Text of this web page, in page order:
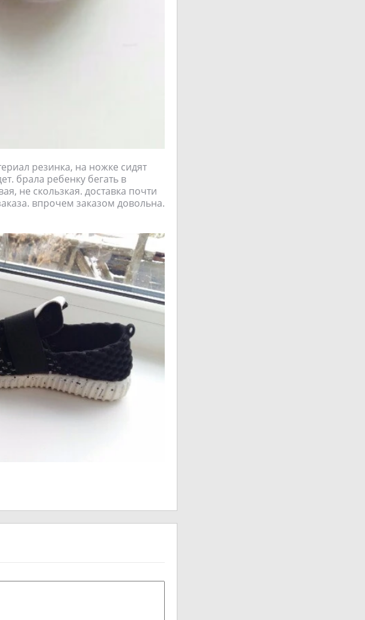
резинка, на ножке сидят
брала ребенку бегать в
не скользкая. доставка почти
впрочем заказом довольна.